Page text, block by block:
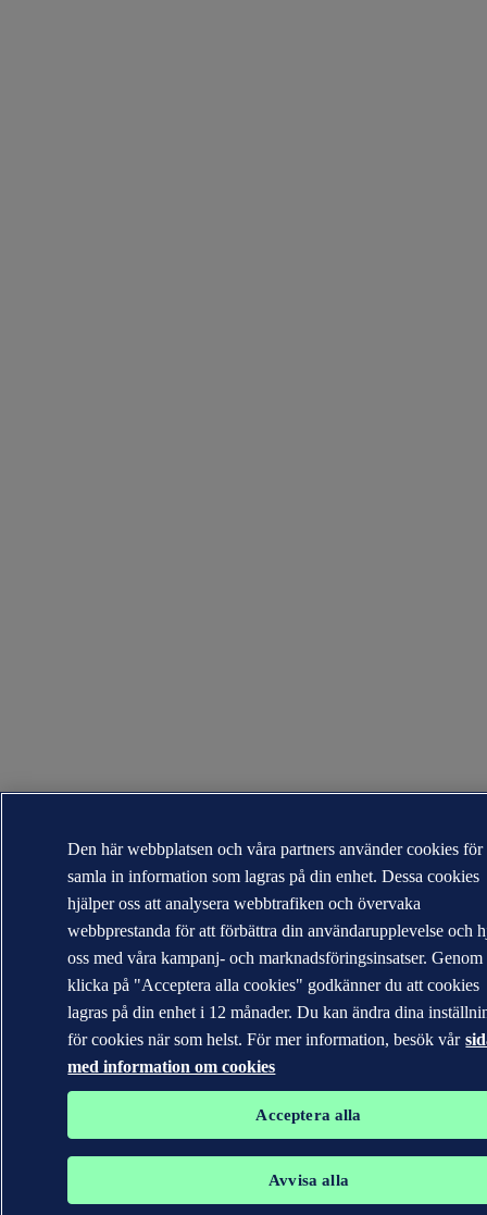
Den här webbplatsen och våra partners använder cookies för
samla in information som lagras på din enhet. Dessa cookies
hjälper oss att analysera webbtrafiken och övervaka
webbprestanda för att förbättra din användarupplevelse och
oss med våra kampanj- och marknadsföringsinsatser. Genom
klicka på "Acceptera alla cookies" godkänner du att cookies
lagras på din enhet i 12 månader. Du kan ändra dina
för cookies när som helst. För mer information, besök vår
med information om cookies
Acceptera alla
Avvisa alla